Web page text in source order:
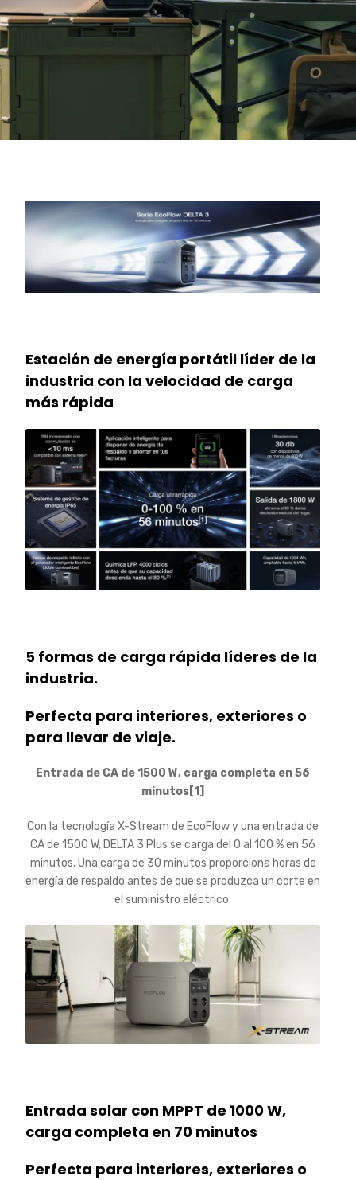
Estación de energía portátil líder de la
industria con la velocidad de carga
más rápida
5 formas de carga rápida líderes de la
industria.
Perfecta para interiores, exteriores o
para llevar de viaje.
Entrada de CA de 1500 W, carga completa en 56
minutos[1]
Con la tecnología X-Stream de EcoFlow y una entrada de
CA de 1500 W, DELTA 3 Plus se carga del 0 al 100 % en 56
minutos. Una carga de 30 minutos proporciona horas de
energía de respaldo antes de que se produzca un corte en
el suministro eléctrico.
Entrada solar con MPPT de 1000 W,
carga completa en 70 minutos
Perfecta para interiores, exteriores o